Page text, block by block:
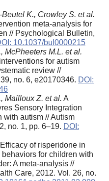
K., Crowley S. et al.
meta-analysis for
// Psychological Bulletin,
10.1037/bul0000215
McPheeters M.L. et al.
for autism
review //
no. 6, e20170346. DOI:
Mailloux Z. et al. A
Sensory Integration
with autism // Autism
no. 1, pp. 6–19. DOI:
Efficacy of risperidone in
for children with
A meta-analysis //
Care, 2012. Vol. 26, no.